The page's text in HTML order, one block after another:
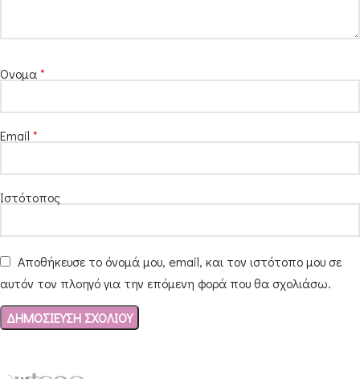
Όνομα*
Email *
Ιστότοπος
Αποθήκευσε το όνομά μου, email, και τον ιστότοπο μου σε
αυτόν τον πλοηγό για την επόμενη φορά που θα σχολιάσω.